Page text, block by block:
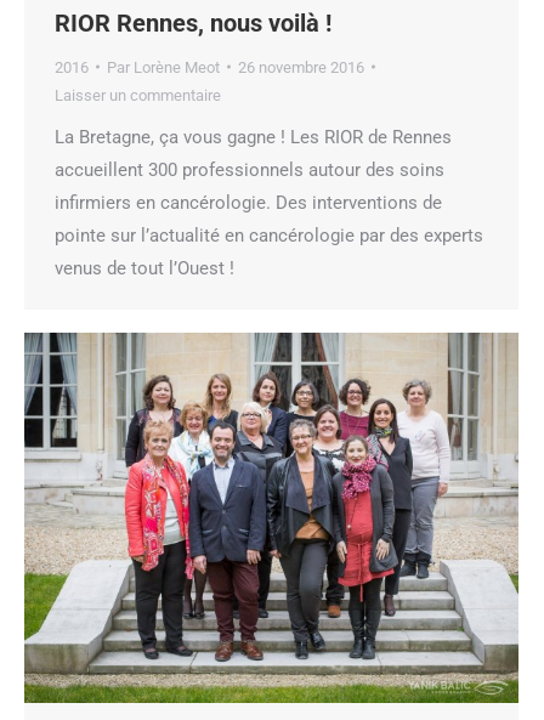
RIOR Rennes, nous voilà !
2016 Par Lorène Meot
26 novembre 2016
Laisser un commentaire
La Bretagne, ça vous gagne ! Les RIOR de Rennes
accueillent 300 professionnels autour des soins
infirmiers en cancérologie. Des interventions de
pointe sur l’actualité en cancérologie par des experts
venus de tout l’Ouest !